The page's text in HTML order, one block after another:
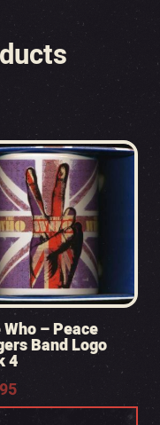
– Peace
Band Logo
4